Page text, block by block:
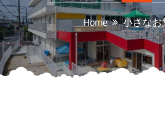
Home 小さなお